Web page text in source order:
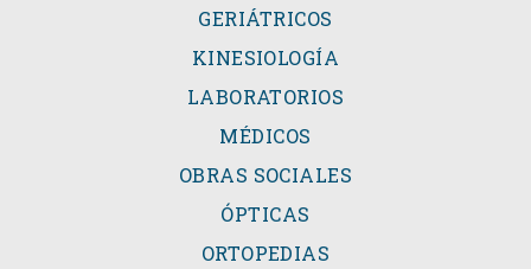
GERIÁTRICOS
KINESIOLOGÍA
LABORATORIOS
MÉDICOS
OBRAS SOCIALES
ÓPTICAS
ORTOPEDIAS